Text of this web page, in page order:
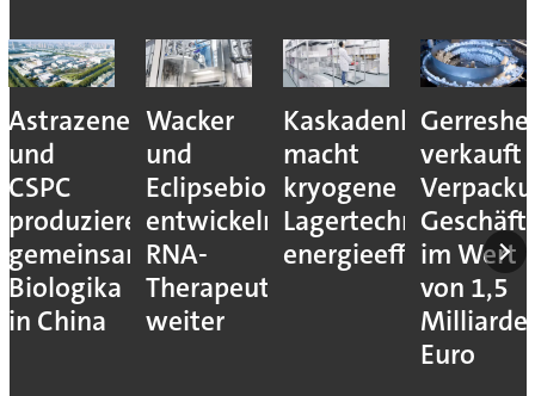
Astrazeneca
und
CSPC
produzieren
gemeinsam
Biologika
in China
Wacker
und
Eclipsebio
entwickeln
RNA-
Therapeutika
weiter
Kaskadenkonzept
macht
kryogene
Lagertechnik
energieeffizienter
verkauft
im Wert
von 1,5
Euro